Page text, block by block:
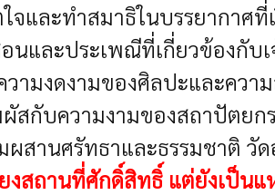
จและทำสมาธิในบรรยากาศที่
นและประเพณีที่เกี่ยวข้องกับ
ามงดงามของศิลปะและคว
กับความงามของสถาปัตยก
านศรัทธาและธรรมชาติ วั
ยงสถานที่ศักดิ์สิทธิ์ แต่ยังเป็